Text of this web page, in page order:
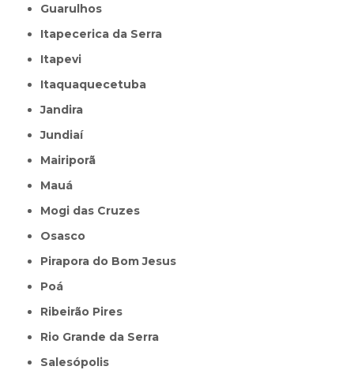
Guarulhos
Itapecerica da Serra
Itapevi
Itaquaquecetuba
Jandira
Jundiaí
Mairiporã
Mauá
Mogi das Cruzes
Osasco
Pirapora do Bom Jesus
Poá
Ribeirão Pires
Rio Grande da Serra
Salesópolis